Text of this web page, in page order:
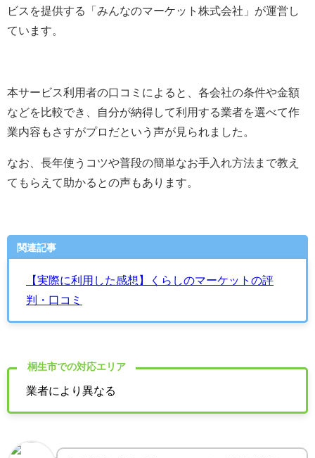
ビスを提供する「みんなのマーケット株式会社」が運営し
ています。
本サービス利用者の口コミによると、各会社の条件や金額
などを比較でき、自分が納得して利用する業者を選べて作
業内容もさすがプロだという声が見られました。
なお、長年使うコツや普段の簡単なお手入れ方法まで教え
てもらえて助かるとの声もあります。
関連記事
【実際に利用した感想】くらしのマーケットの評
判・口コミ
桐生市での対応エリア
業者により異なる